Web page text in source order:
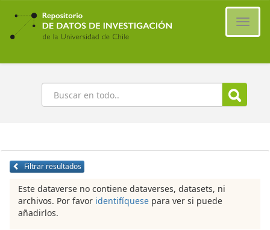
Ir
contenido
principal
Buscar
Filtrar resultados
Este dataverse no contiene dataverses, datasets, ni
archivos. Por favor identifíquese para ver si puede
añadirlos.